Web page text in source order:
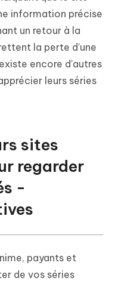
information précise
un retour à la
la perte d'une
encore d'autres
leurs séries
sites
regarder
-
payants et
de vos séries